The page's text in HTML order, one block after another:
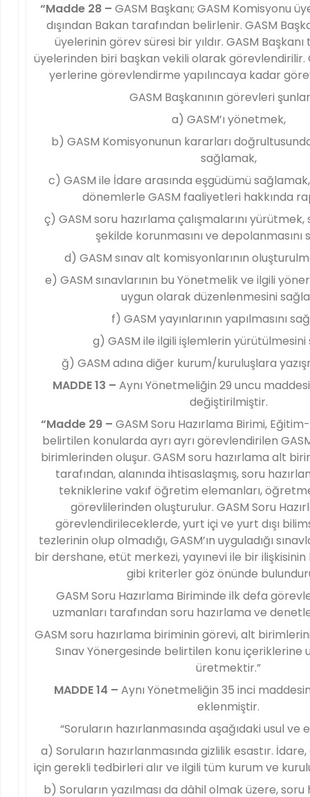
“Madde 28 – GASM Başkanı; GASM Komisyonu
dışından Bakan tarafından belirlenir. GASM
üyelerinin görev süresi bir yıldır. GASM Başkanı
üyelerinden biri başkan vekili olarak görevlendirilir.
yerlerine görevlendirme yapılıncaya kadar
GASM Başkanının görevleri
a) GASM’ı yönetmek,
b) GASM Komisyonunun kararları doğrultusunda
sağlamak,
c) GASM ile İdare arasında eşgüdümü
dönemlerle GASM faaliyetleri hakkında
ç) GASM soru hazırlama çalışmalarını
şekilde korunmasını ve depolanmasını
d) GASM sınav alt komisyonlarının
e) GASM sınavlarının bu Yönetmelik ve ilgili
uygun olarak düzenlenmesini
f) GASM yayınlarının yapılmasını
g) GASM ile ilgili işlemlerin
ğ) GASM adına diğer kurum/kuruluşlara
MADDE 13 – Aynı Yönetmeliğin 29 uncu
değiştirilmiştir.
“Madde 29 – GASM Soru Hazırlama Birimi,
belirtilen konularda ayrı ayrı görevlendirilen
birimlerinden oluşur. GASM soru hazırlama alt
tarafından, alanında ihtisaslaşmış, soru
tekniklerine vakıf öğretim elemanları,
görevlilerinden oluşturulur. GASM Soru
görevlendirileceklerde, yurt içi ve yurt dışı
tezlerinin olup olmadığı, GASM’ın uyguladığı
bir dershane, etüt merkezi, yayınevi ile bir ilişkisinin
gibi kriterler göz önünde
GASM Soru Hazırlama Biriminde ilk defa
uzmanları tarafından soru hazırlama ve
GASM soru hazırlama biriminin görevi, alt
Sınav Yönergesinde belirtilen konu içeriklerine
üretmektir.”
MADDE 14 – Aynı Yönetmeliğin 35 inci
eklenmiştir.
“Soruların hazırlanmasında aşağıdaki usul ve
a) Soruların hazırlanmasında gizlilik esastır.
için gerekli tedbirleri alır ve ilgili tüm kurum ve
b) Soruların yazılması da dâhil olmak üzere,